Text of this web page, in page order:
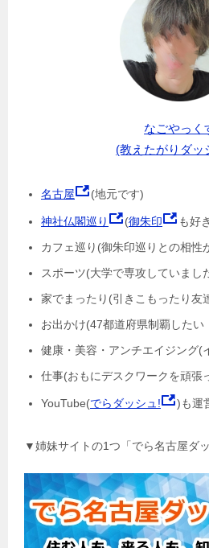
なごやっく
(教えたがりダッ
名古屋 (地元です)
神社仏閣巡り (御朱印
も好
カフェ巡り(御朱印巡りとの相性
スポーツ(大学で専攻していまし
家でまったり(引きこもったり友
お出かけ(47都道府県制覇したい
健康・美容・アンチエイジング(
仕事(おもにデスクワークを頑張
YouTube(でらダッシュ! )も運
▼姉妹サイトの1つ「でら名古屋ダッ